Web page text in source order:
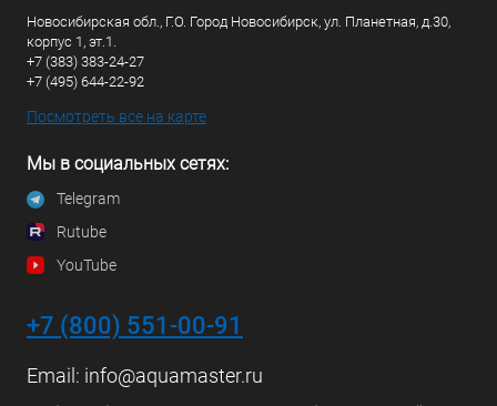
Новосибирская обл., Г.О. Город Новосибирск, ул. Планетная, д.30,
корпус 1, эт.1.
+7 (383) 383-24-27
+7 (495) 644-22-92
Посмотреть все на карте
Мы в социальных сетях:
Telegram
Rutube
YouTube
+7 (800) 551-00-91
Email: info@aquamaster.ru